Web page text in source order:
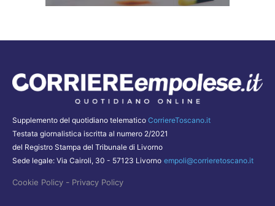
Supplemento del quotidiano telematico CorriereToscano.it
Testata giornalistica iscritta al numero 2/2021
del Registro Stampa del Tribunale di Livorno
Sede legale: Via Cairoli, 30 - 57123 Livorno empoli@corrieretoscano.it
Cookie Policy - Privacy Policy